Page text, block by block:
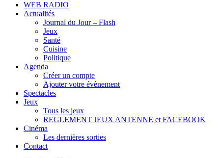
WEB RADIO
Actualités
Journal du Jour – Flash
Jeux
Santé
Cuisine
Politique
Agenda
Créer un compte
Ajouter votre évènement
Spectacles
Jeux
Tous les jeux
REGLEMENT JEUX ANTENNE et FACEBOOK
Cinéma
Les dernières sorties
Contact